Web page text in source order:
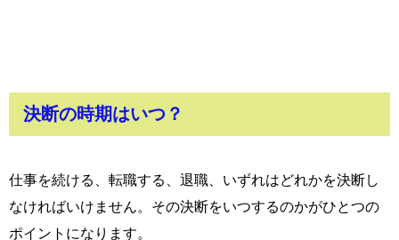
決断の時期はいつ？
仕事を続ける、転職する、退職、いずれはどれかを決断し
なければいけません。その決断をいつするのかがひとつの
ポイントになります。